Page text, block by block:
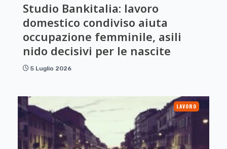
Studio Bankitalia: lavoro
domestico condiviso aiuta
occupazione femminile, asili
nido decisivi per le nascite
5 Luglio 2026
LAVORO